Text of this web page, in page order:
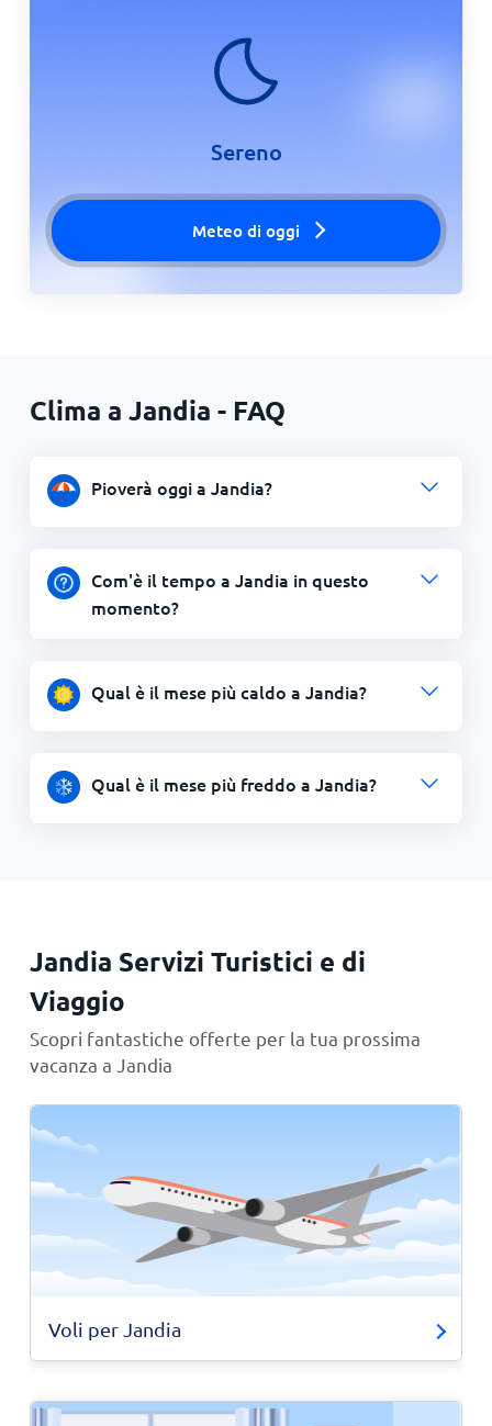
Sereno
Meteo di oggi
Clima a Jandia - FAQ
Pioverà oggi a Jandia?
Com'è il tempo a Jandia in questo
momento?
Qual è il mese più caldo a Jandia?
Qual è il mese più freddo a Jandia?
Jandia Servizi Turistici e di
Viaggio
Scopri fantastiche offerte per la tua prossima
vacanza a Jandia
Voli per Jandia